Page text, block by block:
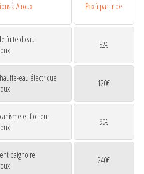
à Airoux Prix à partir de
fuite d'eau
52€
eau électrique
120€
et flotteur
90€
baignoire
240€